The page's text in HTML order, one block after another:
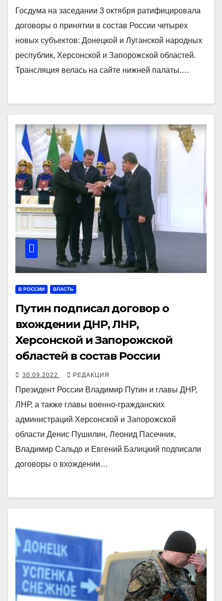
Госдума на заседании 3 октября ратифицировала
договоры о принятии в состав России четырех
новых субъектов: Донецкой и Луганской народных
республик, Херсонской и Запорожской областей.
Трансляция велась на сайте нижней палаты.…
В РОССИИ ВЛАСТЬ
Путин подписал договор о
вхождении ДНР, ЛНР,
Херсонской и Запорожской
областей в состав России
30.09.2022 РЕДАКЦИЯ
Президент России Владимир Путин и главы ДНР,
ЛНР, а также главы военно-гражданских
администраций Херсонской и Запорожской
области Денис Пушилин, Леонид Пасечник,
Владимир Сальдо и Евгений Балицкий подписали
договоры о вхождении…